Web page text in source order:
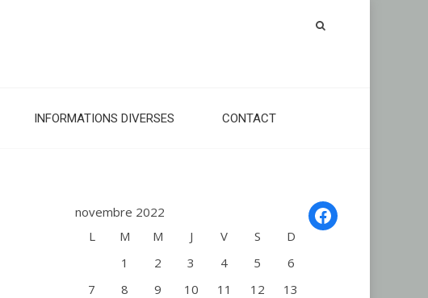
INFORMATIONS DIVERSES CONTACT
Facebook
novembre 2022
L
M M J V S
D
1
2 3 4 5
6
7
8 9 10 11 12
13